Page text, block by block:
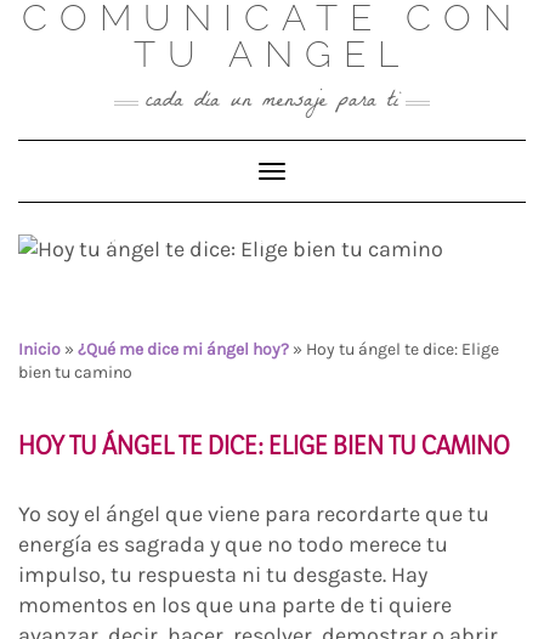
SkipCOMUNICATE CON
TU ANGEL
cada día un mensaje para ti
Toggle Navigation
Hoy tu ángel te dice: Elige
bien tu camino
Inicio » ¿Qué me dice mi ángel hoy? » Hoy tu ángel te dice: Elige
bien tu camino
HOY TU ÁNGEL TE DICE: ELIGE BIEN TU CAMINO
Yo soy el ángel que viene para recordarte que tu
energía es sagrada y que no todo merece tu
impulso, tu respuesta ni tu desgaste. Hay
momentos en los que una parte de ti quiere